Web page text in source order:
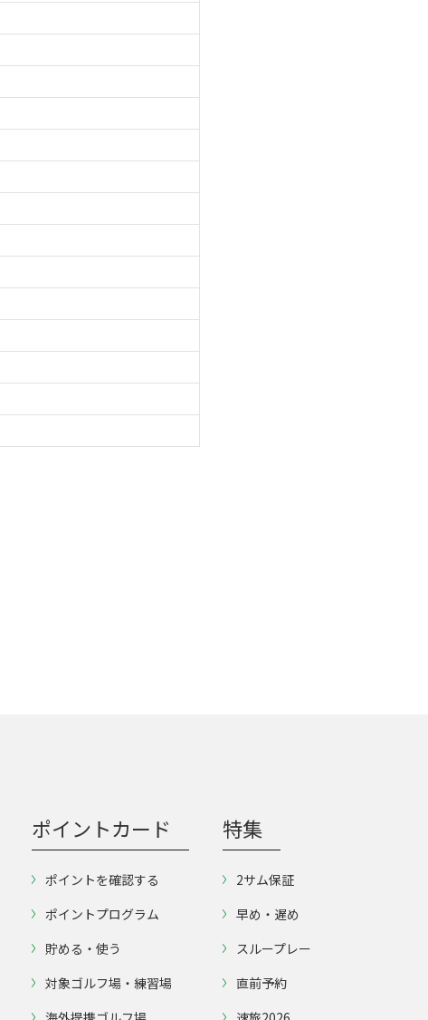
ポイントカード
ポイントを確認する
ポイントプログラム
貯める・使う
対象ゴルフ場・練習場
特集
2サム保証
早め・遅め
スループレー
直前予約